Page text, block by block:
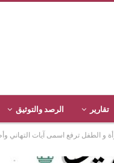
تقارير الرصد والتوثيق
ترفع اسمى آيات التهاني وأطيب